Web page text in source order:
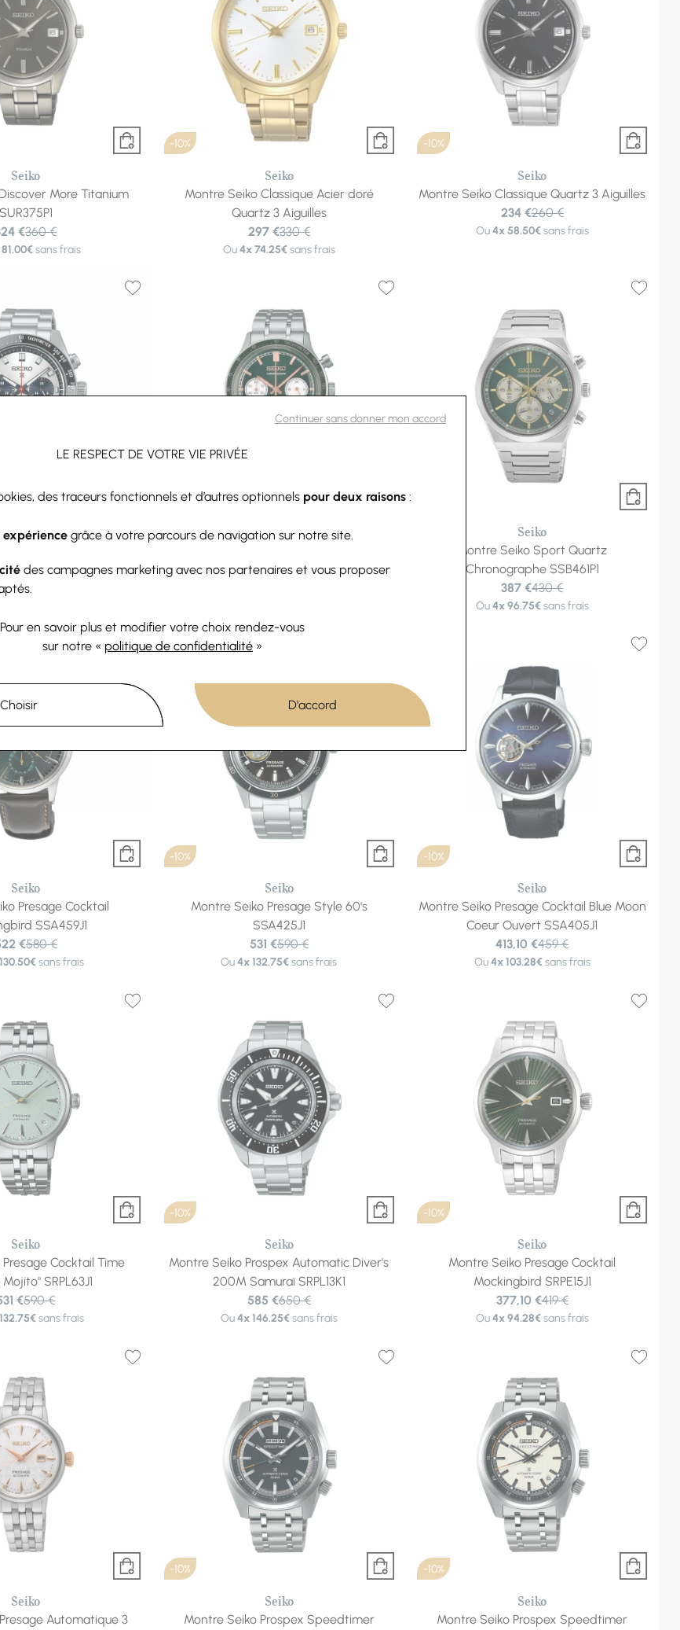
Continuer sans donner mon accord
LE RESPECT DE VOTRE VIE PRIVÉE
des traceurs fonctionnels et d’autres optionnels pour deux raisons:
expérience grâce à votre parcours de navigation sur notre site.
des campagnes marketing avec nos partenaires et vous proposer
Pour en savoir plus et modifier votre choix rendez-vous
sur notre « politique de confidentialité »
Choisir D'accord
Seiko
More Titanium
SUR375P1
€360 €
81.00€sans frais
-10%
Seiko
Montre Seiko Classique Acier doré
Quartz 3 Aiguilles
297 €330 €
Ou4x 74.25€sans frais
-10%
Seiko
Montre Seiko Classique Quartz 3 Aiguilles
234 €260 €
Ou4x 58.50€sans frais
Seiko
Solaire SSC911P1
€770 €
-10%
Seiko
Chronographe SSB481P1
Seiko
Montre Seiko Sport Quartz
Chronographe SSB461P1
387 €430 €
Ou4x 96.75€sans frais
Seiko
Presage Cocktail
SSA459J1
€580 €
130.50€sans frais
-10%
Seiko
Montre Seiko Presage Style 60's
SSA425J1
531 €590 €
Ou4x 132.75€sans frais
-10%
Seiko
Montre Seiko Presage Cocktail Blue Moon
Coeur Ouvert SSA405J1
413,10 €459 €
Ou4x 103.28€sans frais
Seiko
Cocktail Time
SRPL63J1
€590 €
132.75€sans frais
-10%
Seiko
Montre Seiko Prospex Automatic Diver's
200M Samuraï SRPL13K1
585 €650 €
Ou4x 146.25€sans frais
-10%
Seiko
Montre Seiko Presage Cocktail
Mockingbird SRPE15J1
377,10 €419 €
Ou4x 94.28€sans frais
Seiko
Automatique 3
-10%
Seiko
Montre Seiko Prospex Speedtimer
-10%
Seiko
Montre Seiko Prospex Speedtimer